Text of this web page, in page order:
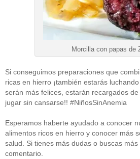
Morcilla con papas de
Si conseguimos preparaciones que
ricas en hierro ¡también estarás
serán más felices, estarán recargados
jugar sin cansarse!! #NiñosSinAnemia
Esperamos haberte ayudado a conocer
alimentos ricos en hierro y conocer más
salud. Si tienes más dudas o buscas
comentario.